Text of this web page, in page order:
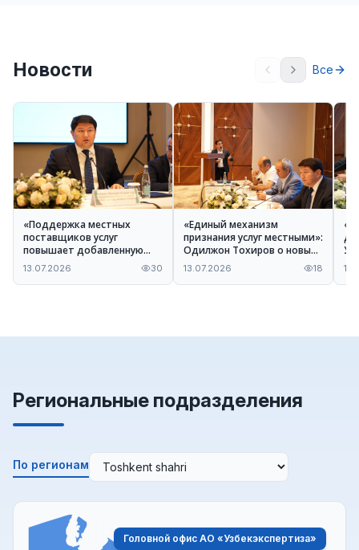
Новости Все
«Поддержка местных
поставщиков услуг
повышает добавленную
стоимость» — Илхомжон
Пардаев
13.07.2026 30
«Единый механизм
признания услуг местными»:
Одилжон Тохиров о новых
процедурах проекта
Положения
13.07.2026 18
Региональные подразделения
По регионам
Головной офис АО «Узбекэкспертиза»